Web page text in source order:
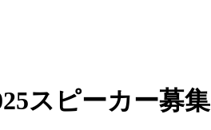
スピーカー募集